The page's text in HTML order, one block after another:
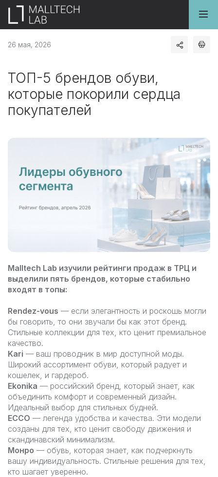
ТОП-5 брендов обуви,
которые покорили сердца
покупателей
26 мая, 2026
Malltech Lab изучили рейтинги продаж в ТРЦ и
выделили пять брендов, которые стабильно
входят в топы:
Rendez-vous — если элегантность и роскошь могли
бы говорить, то они звучали бы как этот бренд.
Стильные коллекции для тех, кто ценит премиальное
качество.
Kari — ваш проводник в мир доступной моды.
Широкий ассортимент обуви, который радует и
кошелек, и гардероб.
Ekonika — российский бренд, который знает, как
объединить комфорт и современный дизайн.
Идеальный выбор для стильных будней.
ECCO — легенда удобства и качества. Эти модели
созданы для тех, кто ценит свободу движения и
скандинавский минимализм.
Монро — обувь, которая знает, как подчеркнуть
вашу индивидуальность. Стильные решения для тех,
кто шагает уверенно.